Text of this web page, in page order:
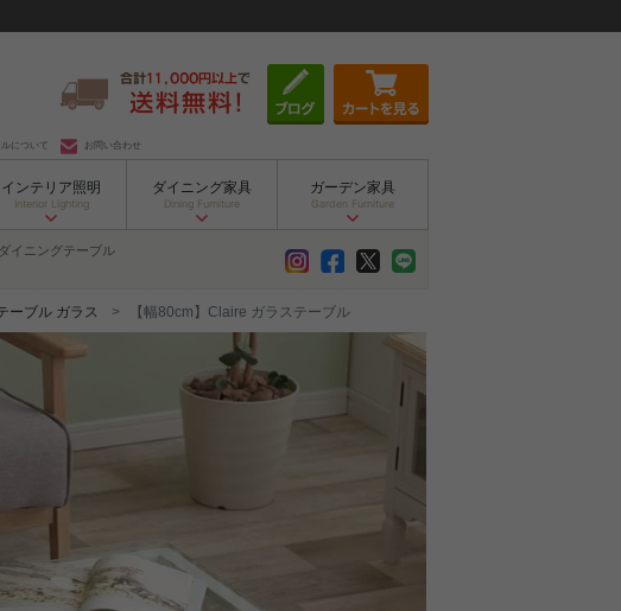
について お問い合わせ
インテリア照明
Interior Lighting
ダイニング家具
Dining Furniture
ガーデン家具
Garden Furniture
ダイニングテーブル
ーブル ガラス 【幅80cm】Claire ガラステーブル